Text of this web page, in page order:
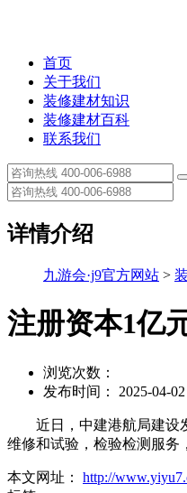
首页
关于我们
装修建材知识
装修建材百科
联系我们
详情介绍
九游会·j9官方网站 >
注册资本1亿
浏览次数：
发布时间： 2025-04-02
近日，中建港航局建设发
维修和试验，检验检测服务
本文网址： http://